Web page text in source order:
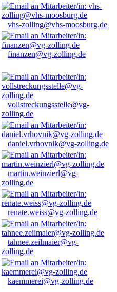
vhs-zolling@vhs-moosburg.de
finanzen@vg-zolling.de
vollstreckungsstelle@vg-
zolling.de
daniel.vrhovnik@vg-zolling.de
martin.weinzierl@vg-
zolling.de
renate.weiss@vg-zolling.de
tahnee.zeilmaier@vg-
zolling.de
kaemmerei@vg-zolling.de